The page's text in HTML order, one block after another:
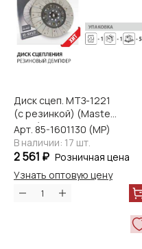
Диск сцеп. МТЗ-1221
(с резинкой) (Master-
Parts)
Арт. 85-1601130 (МP)
В наличии: 17 шт.
2 561 ₽ Розничная цена
Узнать оптовую цену